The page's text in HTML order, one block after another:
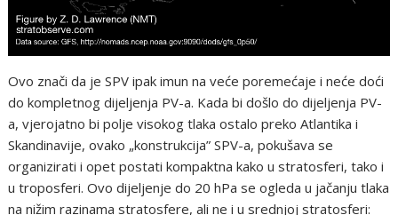
Ovo znači da je SPV ipak imun na veće poremećaje i neće doći
do kompletnog dijeljenja PV-a. Kada bi došlo do dijeljenja PV-
a, vjerojatno bi polje visokog tlaka ostalo preko Atlantika i
Skandinavije, ovako „konstrukcija” SPV-a, pokušava se
organizirati i opet postati kompaktna kako u stratosferi, tako i
u troposferi. Ovo dijeljenje do 20 hPa se ogleda u jačanju tlaka
na nižim razinama stratosfere, ali ne i u srednjoj stratosferi: